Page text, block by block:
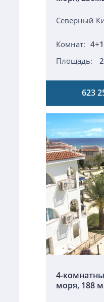
Северный
Комнат: 4+1
Площадь:
623
4-
моря, 188